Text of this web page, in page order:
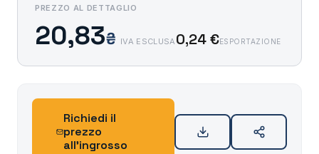
PREZZO AL DETTAGLIO
20,83₴ IVA ESCLUSA 0,24 €ESPORTAZIONE
Richiedi il
prezzo
all'ingrosso